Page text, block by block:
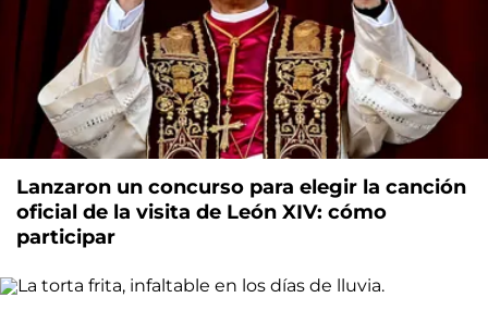
Lanzaron un concurso para elegir la canción
oficial de la visita de León XIV: cómo
participar